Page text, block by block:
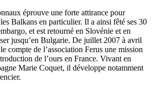
Michel
éprouve une forte attirance pour
Balkans en particulier. Il a ainsi fêté ses 30
et est retourné en Slovénie et en
jusqu’en Bulgarie. De juillet 2007 à avril
compte de l’association Ferus une mission
de l’ours en France. Vivant en
Marie Coquet, il développe notamment